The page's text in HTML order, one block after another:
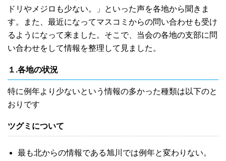
ドリやメジロも少ない。」といった声を各地から聞きま
す。また、最近になってマスコミからの問い合わせも受け
るようになって来ました。そこで、当会の各地の支部に問
い合わせをして情報を整理して見ました。
１.各地の状況
特に例年より少ないという情報の多かった種類は以下のと
おりです
ツグミについて
最も北からの情報である旭川では例年と変わりない。